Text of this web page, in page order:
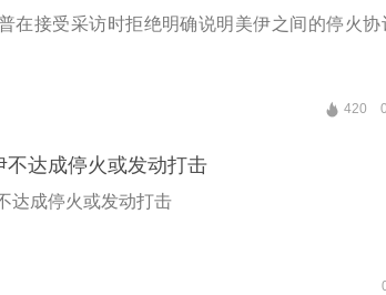
在接受采访时拒绝明确说明美伊之间的停火协
420
不达成停火或发动打击
达成停火或发动打击